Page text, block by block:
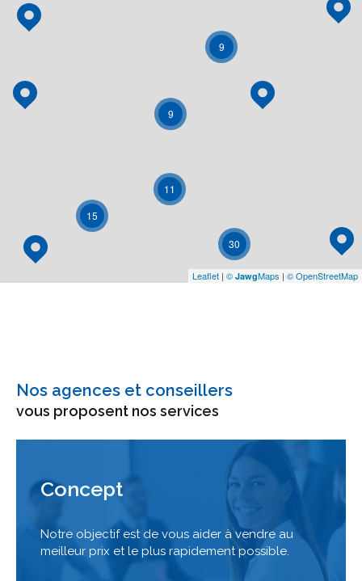
15
9
11
9
30
Leaflet | © JawgMaps | © OpenStreetMap
Nos agences et conseillers
vous proposent nos services
Concept
Notre objectif est de vous aider à vendre au
meilleur prix et le plus rapidement possible.